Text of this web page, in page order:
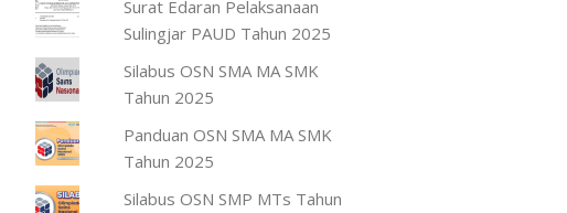
Surat Edaran Pelaksanaan
Sulingjar PAUD Tahun 2025
Silabus OSN SMA MA SMK
Tahun 2025
Panduan OSN SMA MA SMK
Tahun 2025
Silabus OSN SMP MTs Tahun